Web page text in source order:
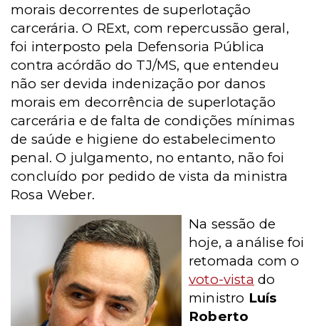
morais decorrentes de superlotação
carcerária. O RExt, com repercussão geral,
foi interposto pela Defensoria Pública
contra acórdão do TJ/MS, que entendeu
não ser devida indenização por danos
morais em decorrência de superlotação
carcerária e de falta de condições mínimas
de saúde e higiene do estabelecimento
penal. O julgamento, no entanto, não foi
concluído por pedido de vista da ministra
Rosa Weber.
Na sessão de
hoje, a análise foi
retomada com o
voto-vista do
ministro Luís
Roberto